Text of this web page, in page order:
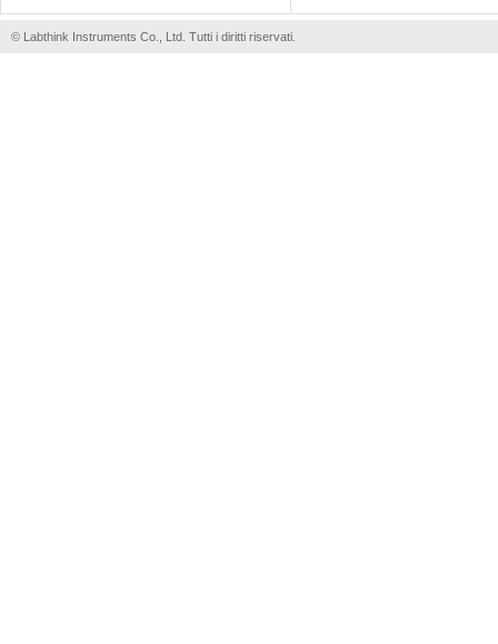
© Labthink Instruments Co., Ltd. Tutti i diritti riservati.